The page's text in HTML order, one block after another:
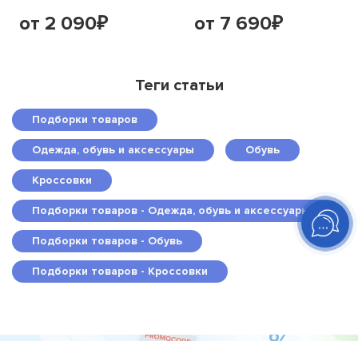
от 2 090₽ от 7 690₽
Теги статьи
Подборки товаров
Одежда, обувь и аксессуары Обувь
Кроссовки
Подборки товаров - Одежда, обувь и аксессуары
Подборки товаров - Обувь
Подборки товаров - Кроссовки